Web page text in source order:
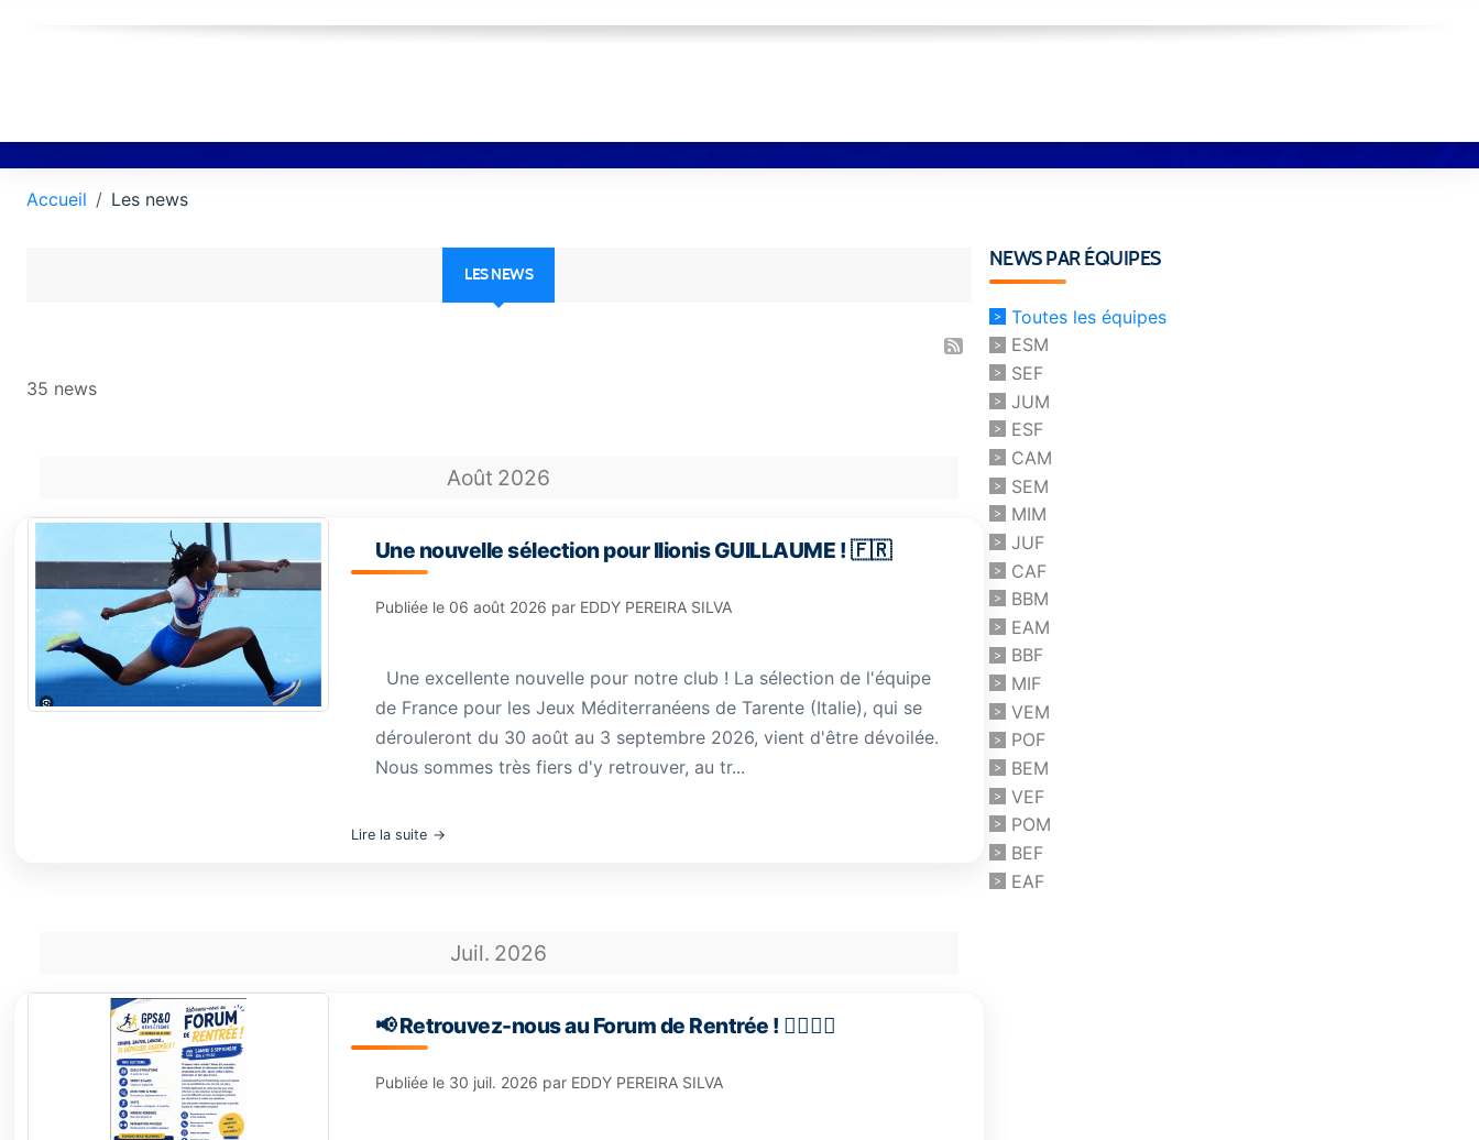
Accueil Les news
LES NEWS
35 news
Août 2026
Une nouvelle sélection pour Ilionis GUILLAUME ! 🇫🇷
Publiée le 06 août 2026 par EDDY PEREIRA SILVA
Une excellente nouvelle pour notre club ! La sélection de l'équipe
de France pour les Jeux Méditerranéens de Tarente (Italie), qui se
dérouleront du 30 août au 3 septembre 2026, vient d'être dévoilée.
Nous sommes très fiers d'y retrouver, au tr...
Lire la suite
Juil. 2026
📢 Retrouvez-nous au Forum de Rentrée ! 🏃‍♀️🏃‍♂️
Publiée le 30 juil. 2026 par EDDY PEREIRA SILVA
NEWS PAR ÉQUIPES
Toutes les équipes
ESM
SEF
JUM
ESF
CAM
SEM
MIM
JUF
CAF
BBM
EAM
BBF
MIF
VEM
POF
BEM
VEF
POM
BEF
EAF